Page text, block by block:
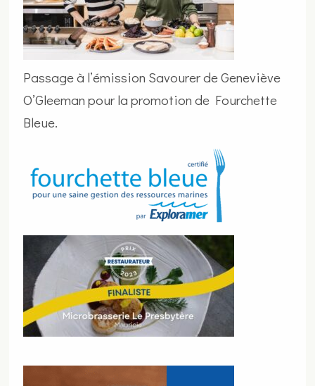
Passage à l’émission Savourer de Geneviève
O’Gleeman pour la promotion de Fourchette
Bleue.